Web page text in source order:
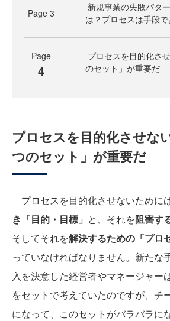
Page 3
新規事業の失敗パタ
は？プロセスは手段
Page
4
プロセスを目的化さ
のセット」が重要だ
プロセスを目的化させな
つのセット」が重要だ
プロセスを目的化させないためには
き「目的・目標」 と、それを阻害す
そしてそれを解決するための「プロ
っていなければなりません。新たな
入を決意した経営者やマネージャー
をセットで考えていたのですが、チ
になって、このセットがバラバラに